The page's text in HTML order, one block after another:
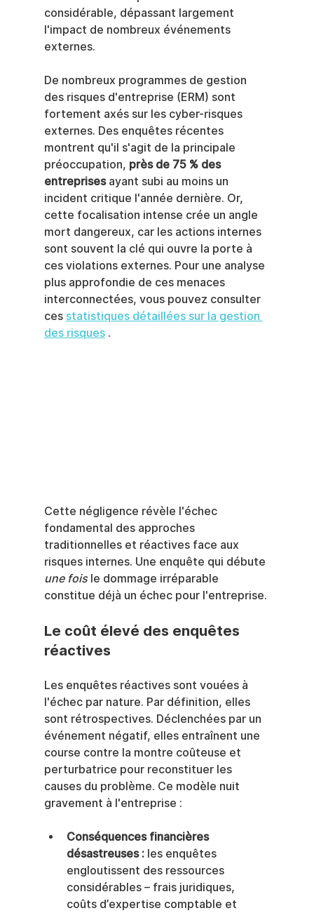
considérable, dépassant largement
l'impact de nombreux événements
externes.
De nombreux programmes de gestion
des risques d'entreprise (ERM) sont
fortement axés sur les cyber-risques
externes. Des enquêtes récentes
montrent qu'il s'agit de la principale
préoccupation, près de 75 % des
entreprises ayant subi au moins un
incident critique l'année dernière. Or,
cette focalisation intense crée un angle
mort dangereux, car les actions internes
sont souvent la clé qui ouvre la porte à
ces violations externes. Pour une analyse
plus approfondie de ces menaces
interconnectées, vous pouvez consulter
ces statistiques détaillées sur la gestion
des risques .
Cette négligence révèle l'échec
fondamental des approches
traditionnelles et réactives face aux
risques internes. Une enquête qui débute
une fois le dommage irréparable
constitue déjà un échec pour l'entreprise.
Le coût élevé des enquêtes
réactives
Les enquêtes réactives sont vouées à
l'échec par nature. Par définition, elles
sont rétrospectives. Déclenchées par un
événement négatif, elles entraînent une
course contre la montre coûteuse et
perturbatrice pour reconstituer les
causes du problème. Ce modèle nuit
gravement à l'entreprise :
Conséquences financières
désastreuses : les enquêtes
engloutissent des ressources
considérables – frais juridiques,
coûts d’expertise comptable et